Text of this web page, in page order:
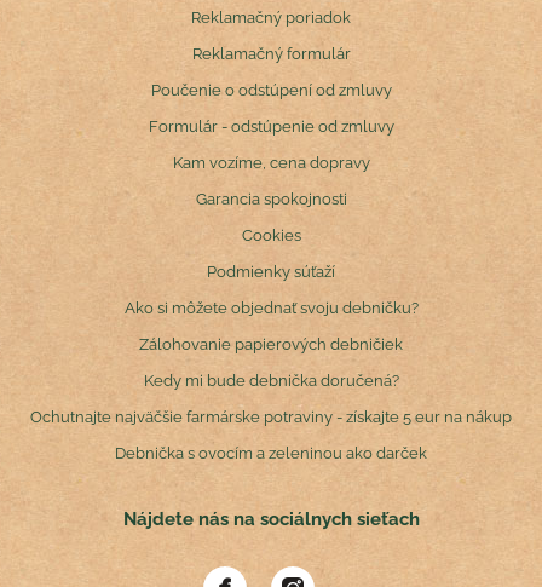
Reklamačný poriadok
Reklamačný formulár
Poučenie o odstúpení od zmluvy
Formulár - odstúpenie od zmluvy
Kam vozíme, cena dopravy
Garancia spokojnosti
Cookies
Podmienky súťaží
Ako si môžete objednať svoju debničku?
Zálohovanie papierových debničiek
Kedy mi bude debnička doručená?
Ochutnajte najväčšie farmárske potraviny - získajte 5 eur na nákup
Debnička s ovocím a zeleninou ako darček
Nájdete nás na sociálnych sieťach